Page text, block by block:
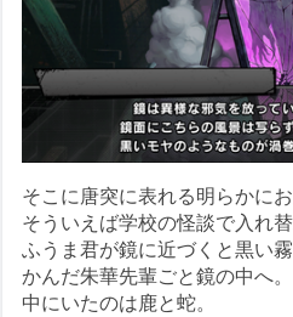
そこに唐突に表れる明らかにお
そういえば学校の怪談で入れ
ふうま君が鏡に近づくと黒い
かんだ朱華先輩ごと鏡の中へ。
中にいたのは鹿と蛇。